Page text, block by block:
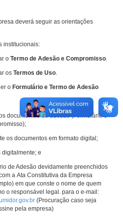
deverá seguir as orientações
institucionais:
o Termo de Adesão e Compromisso.
os Termos de Uso.
o Formulário e Termo de Adesão
documentos de adesão (Formulário e
os documentos em formato digital;
digitalmente; e
de Adesão devidamente preenchidos
a Ata Constitutiva da Empresa
em que conste o nome de quem
o responsável legal. para o e-mail:
(Procuração caso seja
pela empresa)